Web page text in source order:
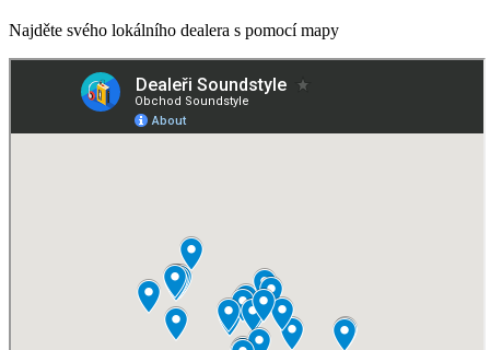
Najděte svého lokálního dealera s pomocí mapy